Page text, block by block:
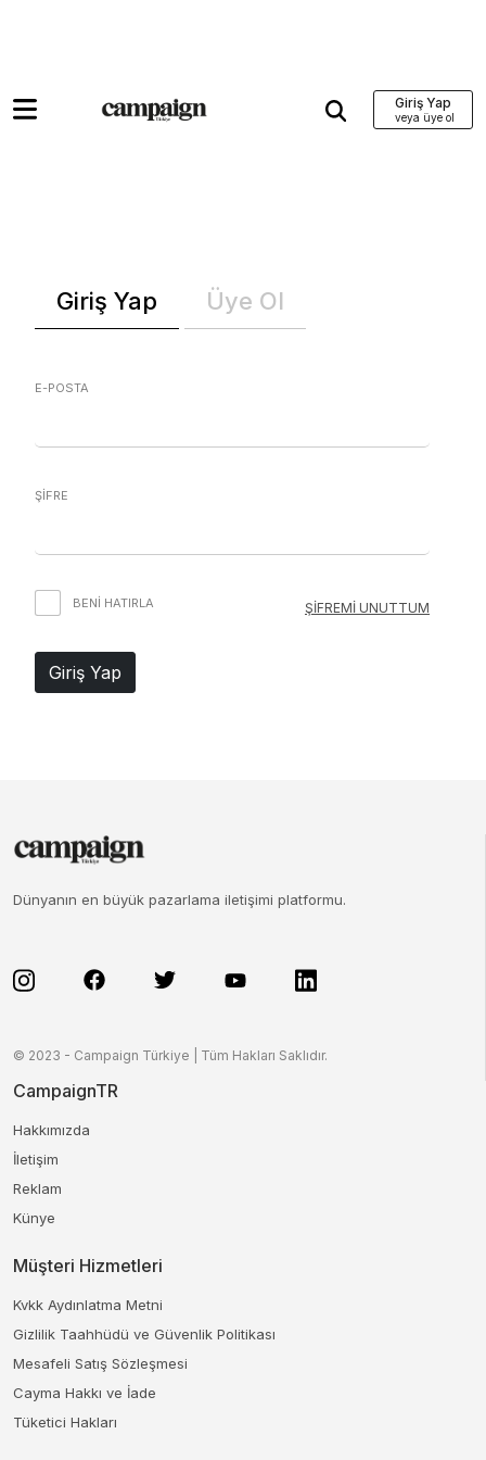
Giriş Yap
Giriş Yap Üye Ol
E-POSTA
ŞİFRE
BENI HATIRLA ŞİFREMİ UNUTTUM
Giriş Yap
Dünyanın en büyük pazarlama iletişimi platformu.
© 2023 - Campaign Türkiye | Tüm Hakları Saklıdır.
CampaignTR
Hakkımızda
İletişim
Reklam
Künye
Müşteri Hizmetleri
Kvkk Aydınlatma Metni
Gizlilik Taahhüdü ve Güvenlik Politikası
Mesafeli Satış Sözleşmesi
Cayma Hakkı ve İade
Tüketici Hakları